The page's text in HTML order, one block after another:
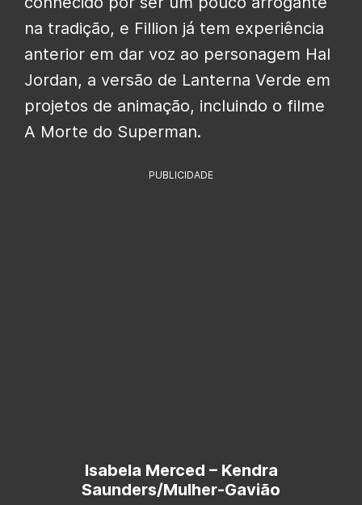
na tradição, e Fillion já tem experiência
anterior em dar voz ao personagem Hal
Jordan, a versão de Lanterna Verde em
projetos de animação, incluindo o filme
A Morte do Superman.
PUBLICIDADE
Isabela Merced – Kendra
Saunders/Mulher-Gavião